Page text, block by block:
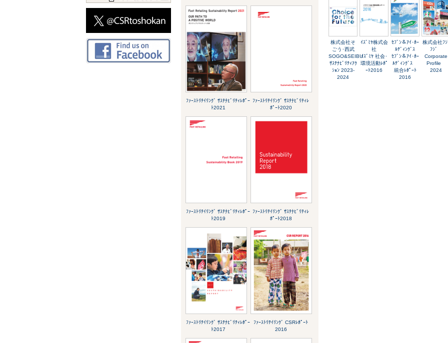
ﾌｧｰｽﾄﾘﾃｲﾘﾝｸﾞ ｻｽﾃﾅﾋﾞﾘﾃｨﾚﾎﾟｰ
ﾄ2021
ﾌｧｰｽﾄﾘﾃｲﾘﾝｸﾞ ｻｽﾃﾅﾋﾞﾘﾃｨﾚ
ﾎﾟｰﾄ2020
ﾌｧｰｽﾄﾘﾃｲﾘﾝｸﾞ ｻｽﾃﾅﾋﾞﾘﾃｨﾚﾎﾟｰ
ﾄ2019
ﾌｧｰｽﾄﾘﾃｲﾘﾝｸﾞ ｻｽﾃﾅﾋﾞﾘﾃｨﾚ
ﾎﾟｰﾄ2018
ﾌｧｰｽﾄﾘﾃｲﾘﾝｸﾞ ｻｽﾃﾅﾋﾞﾘﾃｨﾚﾎﾟｰ
ﾄ2017
ﾌｧｰｽﾄﾘﾃｲﾘﾝｸﾞ CSRﾚﾎﾟｰﾄ
2016
株式会社そ
ごう･西武
SOGO&SEIBU
ｻｽﾃﾅﾋﾞﾘﾃｨｱｸ
ｼｮﾝ 2023-
2024
ｲｽﾞﾐﾔ株式会
社
ｲｽﾞﾐﾔ 社会･
環境活動ﾚﾎﾟ
ｰﾄ2016
ｾﾌﾞﾝ＆ｱｲ･ﾎｰ
ﾙﾃﾞｨﾝｸﾞｽ
ｾﾌﾞﾝ＆ｱｲ･ﾎｰ
ﾙﾃﾞｨﾝｸﾞｽ
統合ﾚﾎﾟｰﾄ
2016
株式会社ﾌｼ
ﾌｼﾞ
Corporate
Profile
2024